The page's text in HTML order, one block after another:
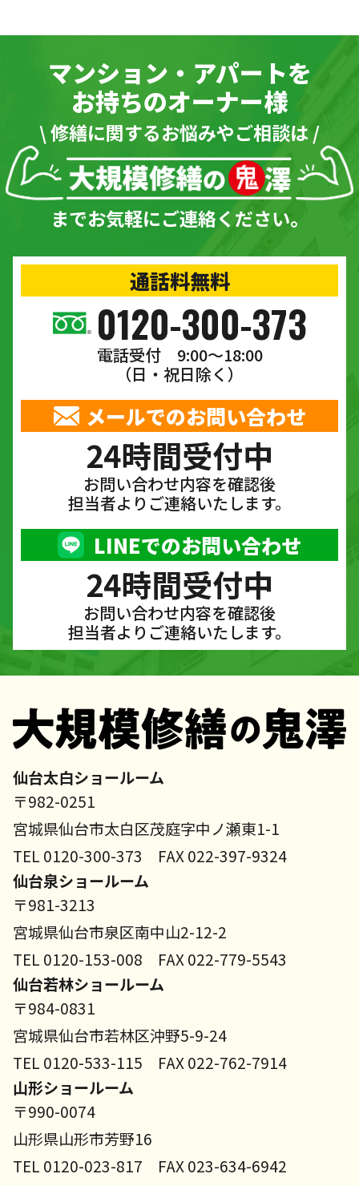
マンション・アパートを
お持ちのオーナー様
\ 修繕に関するお悩みやご相談は /
までお気軽にご連絡ください。
通話料無料
0120-300-373
電話受付 9:00〜18:00
（日・祝日除く）
メールでのお問い合わせ
24時間受付中
お問い合わせ内容を確認後
担当者よりご連絡いたします。
LINEでのお問い合わせ
24時間受付中
お問い合わせ内容を確認後
担当者よりご連絡いたします。
仙台太白ショールーム
〒982-0251
宮城県仙台市太白区茂庭字中ノ瀬東1-1
TEL 0120-300-373 FAX 022-397-9324
仙台泉ショールーム
〒981-3213
宮城県仙台市泉区南中山2-12-2
TEL 0120-153-008 FAX 022-779-5543
仙台若林ショールーム
〒984-0831
宮城県仙台市若林区沖野5-9-24
TEL 0120-533-115 FAX 022-762-7914
山形ショールーム
〒990-0074
山形県山形市芳野16
TEL 0120-023-817 FAX 023-634-6942